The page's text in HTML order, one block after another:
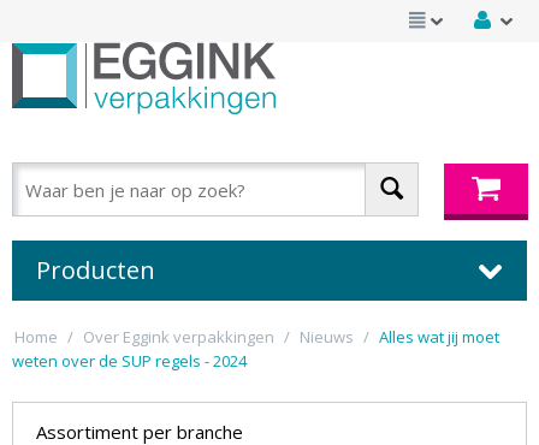
Producten
Home / Over Eggink verpakkingen / Nieuws / Alles wat jij moet
weten over de SUP regels - 2024
Assortiment per branche